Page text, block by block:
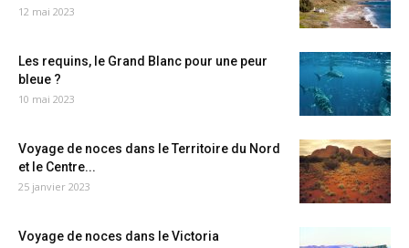
12 mai 2023
Les requins, le Grand Blanc pour une peur
bleue ?
10 mai 2023
Voyage de noces dans le Territoire du Nord
et le Centre...
25 janvier 2023
Voyage de noces dans le Victoria